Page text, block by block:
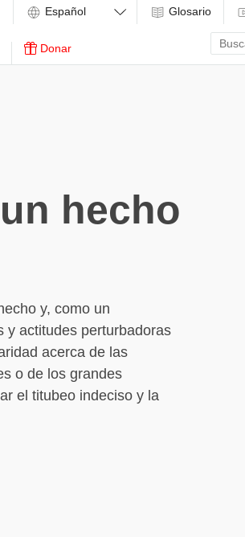
Donar
Glosario
Enter
search
term
hecho
y, como un
y actitudes perturbadoras
acerca de las
o de los grandes
el titubeo indeciso y la